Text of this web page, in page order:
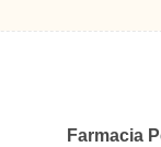
Farmacia